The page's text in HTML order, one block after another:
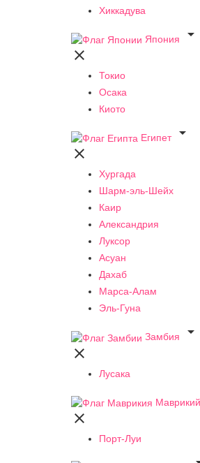
Хиккадува
Япония


Токио
Осака
Киото
Египет


Хургада
Шарм-эль-Шейх
Каир
Александрия
Луксор
Асуан
Дахаб
Марса-Алам
Эль-Гуна
Замбия


Лусака
Маврикий

Порт-Луи